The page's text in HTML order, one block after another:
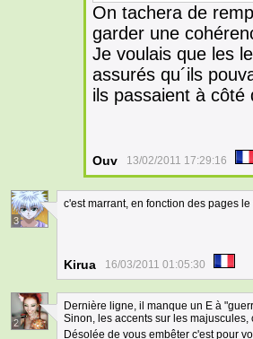
On tachera de
garder une
Je voulais que les
assurés qu´ils
ils passaient à côté
Ouv 13/02/2011 17:29:16
3
c'est marrant, en fonction des pages
Kirua 16/03/2011 01:05:30
2
Dernière ligne, il manque un E à
Sinon, les accents sur les
Désolée de vous embêter c'est pour